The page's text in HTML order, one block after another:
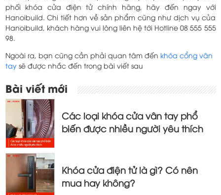
phối khóa cửa điện tử chính hãng, hãy đến ngay với
Hanoibuild. Chi tiết hơn về sản phẩm cũng như dịch vụ của
Hanoibuild, khách hàng vui lòng liên hệ tới Hotline 08 555 555
98.
Ngoài ra, bạn cũng cần phải quan tâm đến khóa cổng vân
taysẽ được nhắc đến trong bài viết sau
Điều
hướng
bài
viết
Bài viết mới
Các loại khóa cửa vân tay phổ
biến được nhiều người yêu thích
Khóa cửa điện tử là gì? Có nên
mua hay không?